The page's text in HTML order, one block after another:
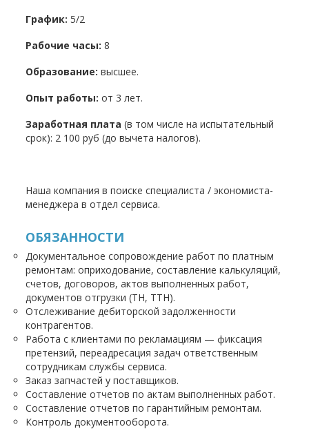
График: 5/2
Рабочие часы: 8
Образование: высшее.
Опыт работы: от 3 лет.
Заработная плата (в том числе на испытательный
срок): 2 100 руб (до вычета налогов).
Наша компания в поиске специалиста / экономиста-
менеджера в отдел сервиса.
ОБЯЗАННОСТИ
Документальное сопровождение работ по платным
ремонтам: оприходование, составление калькуляций,
счетов, договоров, актов выполненных работ,
документов отгрузки (TH, ТТН).
Отслеживание дебиторской задолженности
контрагентов.
Работа с клиентами по рекламациям — фиксация
претензий, переадресация задач ответственным
сотрудникам службы сервиса.
Заказ запчастей у поставщиков.
Составление отчетов по актам выполненных работ.
Составление отчетов по гарантийным ремонтам.
Контроль документооборота.